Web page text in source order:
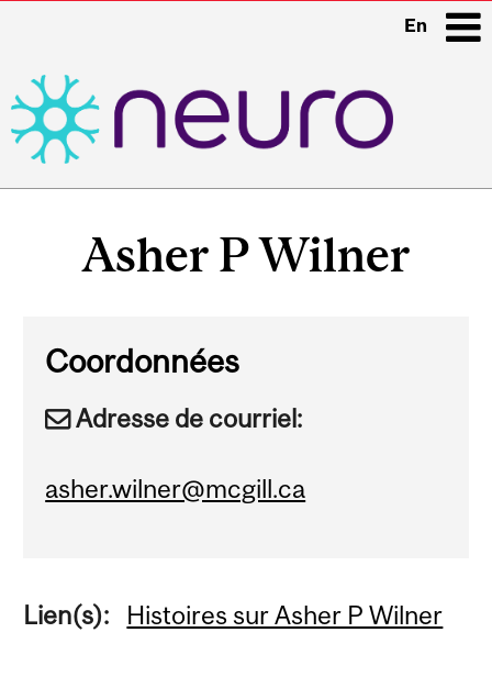
En
Asher P Wilner
Coordonnées
Adresse de courriel:
asher.wilner@mcgill.ca
Lien(s): Histoires sur Asher P Wilner